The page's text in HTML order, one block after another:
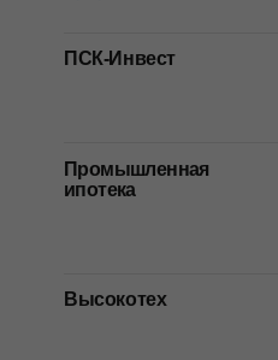
Высокотех
Промышленная
ипотека
ПСК-Инвест